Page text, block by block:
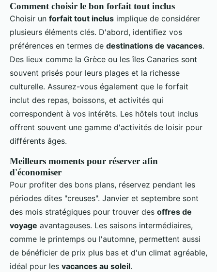
Comment choisir le bon forfait tout inclus
Choisir un forfait tout inclus implique de considérer
plusieurs éléments clés. D'abord, identifiez vos
préférences en termes de destinations de vacances.
Des lieux comme la Grèce ou les îles Canaries sont
souvent prisés pour leurs plages et la richesse
culturelle. Assurez-vous également que le forfait
inclut des repas, boissons, et activités qui
correspondent à vos intérêts. Les hôtels tout inclus
offrent souvent une gamme d'activités de loisir pour
différents âges.
Meilleurs moments pour réserver afin
d'économiser
Pour profiter des bons plans, réservez pendant les
périodes dites "creuses". Janvier et septembre sont
des mois stratégiques pour trouver des offres de
voyage avantageuses. Les saisons intermédiaires,
comme le printemps ou l'automne, permettent aussi
de bénéficier de prix plus bas et d'un climat agréable,
idéal pour les vacances au soleil.